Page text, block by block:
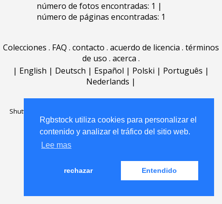
Rgbstock utiliza cookies para personalizar el
contenido y analizar el tráfico del sitio web.
Lee mas
rechazar Entendido
número de fotos encontradas: 1 |
número de páginas encontradas: 1
Colecciones . FAQ . contacto . acuerdo de licencia . términos
de uso . acerca .
| English | Deutsch | Español | Polski | Português |
Nederlands |
Shutterstock official partner of Rgbstock
Rgbstock